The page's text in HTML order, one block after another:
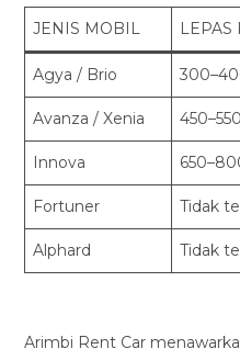
JENIS MOBIL LEPAS
Agya / Brio
Avanza / Xenia
Innova
Fortuner Tidak
Alphard Tidak
Arimbi Rent Car